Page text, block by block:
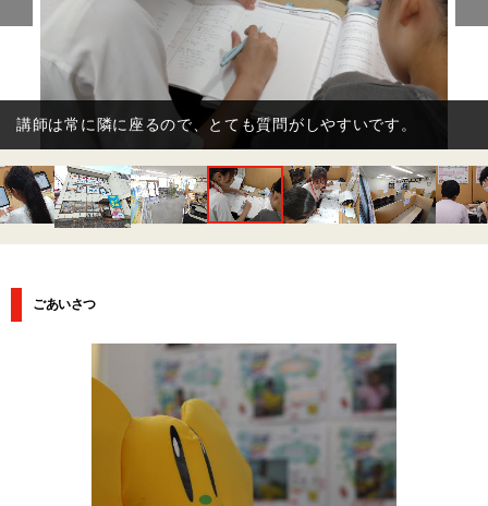
講師は担任制。お子さまの苦手や好き嫌いも？把握してご指導
します。
ごあいさつ